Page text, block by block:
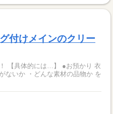
付けメインのクリー
ないか ・どんな素材の品物か を